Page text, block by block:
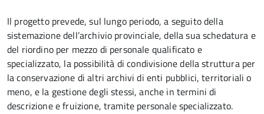
Il progetto prevede, sul lungo periodo, a seguito della
sistemazione dell’archivio provinciale, della sua schedatura e
del riordino per mezzo di personale qualificato e
specializzato, la possibilità di condivisione della struttura per
la conservazione di altri archivi di enti pubblici, territoriali o
meno, e la gestione degli stessi, anche in termini di
descrizione e fruizione, tramite personale specializzato.